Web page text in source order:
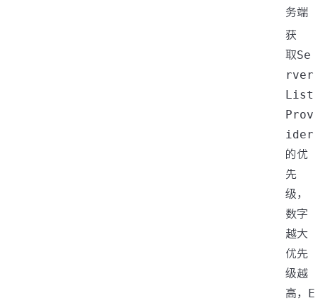
务端
获
取Se
rver
List
Prov
ider
的优
先
级，
数字
越大
优先
级越
高， E